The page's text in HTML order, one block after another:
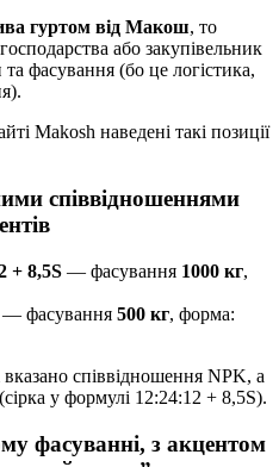
гуртом від Макош, то
або закупівельник
фасування (бо це логістика,
Makosh наведені такі позиції
співвідношеннями
+ 8,5S — фасування 1000 кг,
— фасування 500 кг, форма:
вказано співвідношення NPK, а
у формулі 12:24:12 + 8,5S).
фасуванні, з акцентом